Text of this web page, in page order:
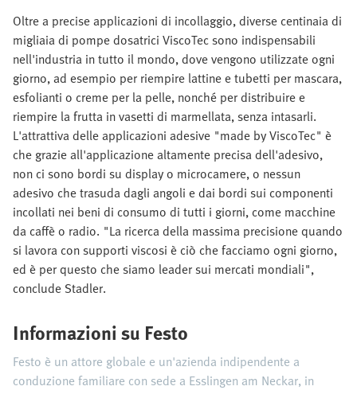
Oltre a precise applicazioni di incollaggio, diverse centinaia di
migliaia di pompe dosatrici ViscoTec sono indispensabili
nell'industria in tutto il mondo, dove vengono utilizzate ogni
giorno, ad esempio per riempire lattine e tubetti per mascara,
esfolianti o creme per la pelle, nonché per distribuire e
riempire la frutta in vasetti di marmellata, senza intasarli.
L'attrattiva delle applicazioni adesive "made by ViscoTec" è
che grazie all'applicazione altamente precisa dell'adesivo,
non ci sono bordi su display o microcamere, o nessun
adesivo che trasuda dagli angoli e dai bordi sui componenti
incollati nei beni di consumo di tutti i giorni, come macchine
da caffè o radio. "La ricerca della massima precisione quando
si lavora con supporti viscosi è ciò che facciamo ogni giorno,
ed è per questo che siamo leader sui mercati mondiali",
conclude Stadler.
Informazioni su Festo
Festo è un attore globale e un'azienda indipendente a
conduzione familiare con sede a Esslingen am Neckar, in